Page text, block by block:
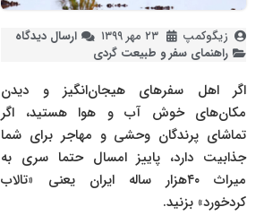
زیگوکمپ ۲۳ مهر ۱۳۹۹
ارسال دیدگاه
راهنمای سفر و طبیعت گردی
اگر اهل سفرهای هیجان‌انگیز و دیدن
مکان‌های خوش آب و هوا هستید، اگر
تماشای پرندگان وحشی و مهاجر برای شما
جذابیت دارد، پاییز امسال حتما سری به
میراث ۴۰هزار ساله ایران یعنی «تالاب
کردخورد» بزنید.